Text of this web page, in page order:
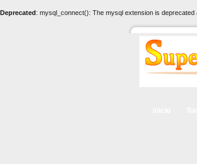
Deprecated: mysql_connect(): The mysql extension is